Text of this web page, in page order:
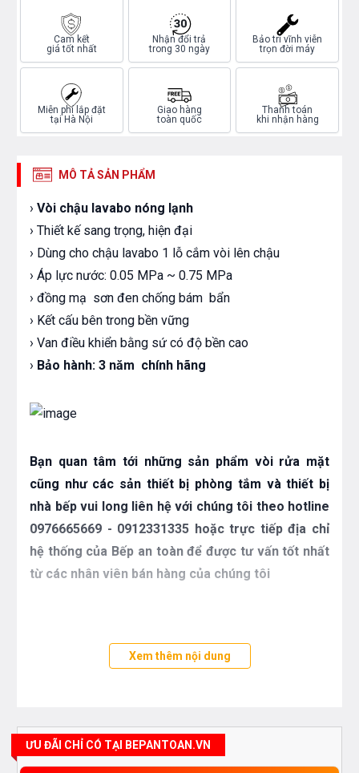
Cam kết
giá tốt nhất
Nhận đổi trả
trong 30 ngày
Bảo trì vĩnh viễn
trọn đời máy
Miễn phí lắp đặt
tại Hà Nội
Giao hàng
toàn quốc
Thanh toán
khi nhận hàng
MÔ TẢ SẢN PHẨM
› Vòi chậu lavabo nóng lạnh
› Thiết kế sang trọng, hiện đại
› Dùng cho chậu lavabo 1 lỗ cắm vòi lên chậu
› Áp lực nước: 0.05 MPa ~ 0.75 MPa
› đồng mạ sơn đen chống bám bẩn
› Kết cấu bên trong bền vững
› Van điều khiển bằng sứ có độ bền cao
› Bảo hành: 3 năm chính hãng
Bạn quan tâm tới những sản phẩm vòi rửa mặt
cũng như các sản thiết bị phòng tắm và thiết bị
nhà bếp vui long liên hệ với chúng tôi theo hotline
0976665669 - 0912331335 hoặc trực tiếp địa chỉ
hệ thống của Bếp an toàn để được tư vấn tốt nhất
từ các nhân viên bán hàng của chúng tôi
Xem thêm nội dung
ƯU ĐÃI CHỈ CÓ TẠI BEPANTOAN.VN